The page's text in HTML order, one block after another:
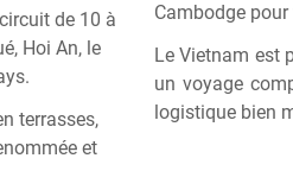
de 10 à
Hoi An, le
terrasses,
et
Cambodge
Le Vietnam est
un voyage
logistique bien